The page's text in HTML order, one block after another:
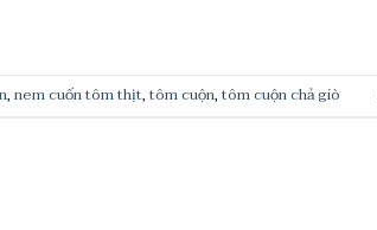
,nem cuốn tôm thịt,tôm cuộn,tôm cuộn chả giò